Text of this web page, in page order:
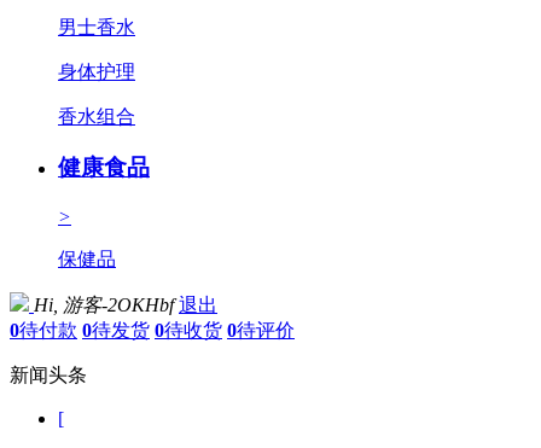
男士香水
身体护理
香水组合
健康食品
>
保健品
Hi, 游客-2OKHbf 退出
0待付款 0待发货 0待收货 0待评价
新闻头条
[